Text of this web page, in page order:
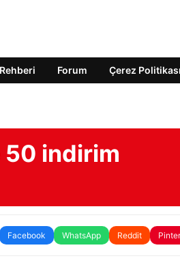
Forum Çerez Politikası
50 indirim
Facebook WhatsApp Reddit